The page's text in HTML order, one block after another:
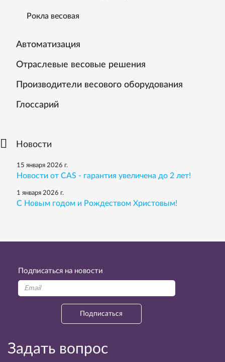
Рокла весовая
Автоматизация
Отраслевые весовые решения
Производители весового оборудования
Глоссарий
Новости
15 января 2026 г.
Новости от CAS - гарантия увеличена до 2 лет!
1 января 2026 г.
С Новым годом и Рождеством Христовым!
Подписаться на новости
Подписаться
Задать вопрос